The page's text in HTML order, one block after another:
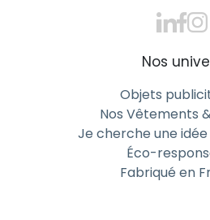
Nos
Objets
Nos Vêtements
Je cherche une
Éco-
Fabriqué en